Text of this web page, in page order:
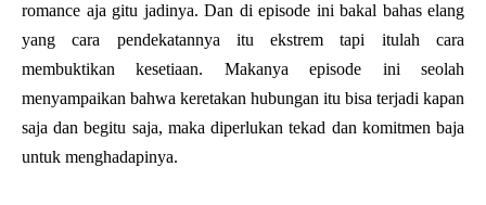
romance aja gitu jadinya. Dan di episode ini bakal bahas elang
yang cara pendekatannya itu ekstrem tapi itulah cara
membuktikan kesetiaan. Makanya episode ini seolah
menyampaikan bahwa keretakan hubungan itu bisa terjadi kapan
saja dan begitu saja, maka diperlukan tekad dan komitmen baja
untuk menghadapinya.